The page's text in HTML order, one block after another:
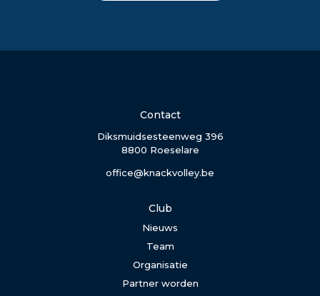
Contact
Diksmuidsesteenweg 396
8800 Roeselare
office@knackvolley.be
Club
Nieuws
Team
Organisatie
Partner worden